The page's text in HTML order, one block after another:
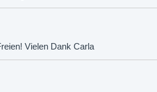
Vielen Dank Carla